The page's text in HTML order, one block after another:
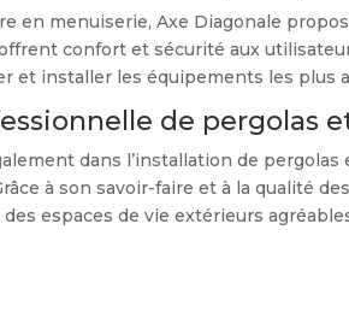
en menuiserie, Axe Diagonale
confort et sécurité aux
et installer les équipements les plus
de pergolas
dans l’installation de
à son savoir-faire et à la qualité
espaces de vie extérieurs